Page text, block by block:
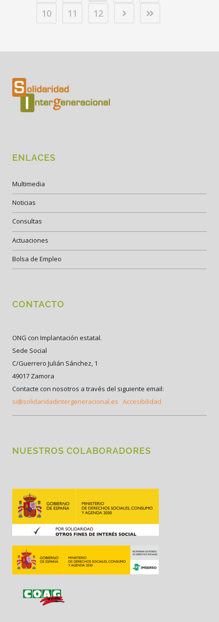
10
11 12
ENLACES
Multimedia
Noticias
Consultas
Actuaciones
Bolsa de Empleo
CONTACTO
ONG con Implantación estatal.
Sede Social
C/Guerrero Julián Sánchez, 1
49017 Zamora
Contacte con nosotros a través del siguiente email:
si@solidaridadintergeneracional.es Accesibilidad
NUESTROS COLABORADORES